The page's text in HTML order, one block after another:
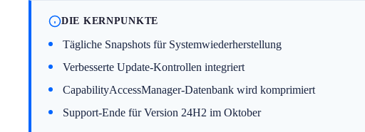
DIE KERNPUNKTE
Tägliche Snapshots für Systemwiederherstellung
Verbesserte Update-Kontrollen integriert
CapabilityAccessManager-Datenbank wird komprimiert
Support-Ende für Version 24H2 im Oktober